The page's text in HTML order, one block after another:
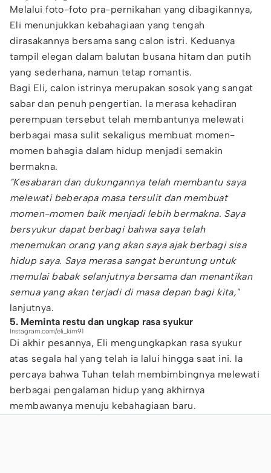
Melalui foto-foto pra-pernikahan yang dibagikannya,
Eli menunjukkan kebahagiaan yang tengah
dirasakannya bersama sang calon istri. Keduanya
tampil elegan dalam balutan busana hitam dan putih
yang sederhana, namun tetap romantis.
Bagi Eli, calon istrinya merupakan sosok yang sangat
sabar dan penuh pengertian. Ia merasa kehadiran
perempuan tersebut telah membantunya melewati
berbagai masa sulit sekaligus membuat momen-
momen bahagia dalam hidup menjadi semakin
bermakna.
"Kesabaran dan dukungannya telah membantu saya
melewati beberapa masa tersulit dan membuat
momen-momen baik menjadi lebih bermakna. Saya
bersyukur dapat berbagi bahwa saya telah
menemukan orang yang akan saya ajak berbagi sisa
hidup saya. Saya merasa sangat beruntung untuk
memulai babak selanjutnya bersama dan menantikan
semua yang akan terjadi di masa depan bagi kita,"
lanjutnya.
5. Meminta restu dan ungkap rasa syukur
Instagram.com/eli_kim91
Di akhir pesannya, Eli mengungkapkan rasa syukur
atas segala hal yang telah ia lalui hingga saat ini. Ia
percaya bahwa Tuhan telah membimbingnya melewati
berbagai pengalaman hidup yang akhirnya
membawanya menuju kebahagiaan baru.